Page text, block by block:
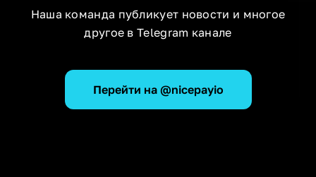
Наша команда публикует новости и многое
другое в Telegram канале
Перейти на @nicepayio